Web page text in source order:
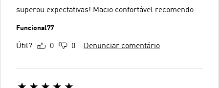
superou expectativas! Macio confortável recomendo
Funcional77
Útil? 0 0 Denunciar comentário